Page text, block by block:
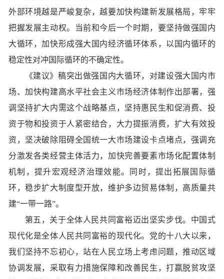
外部环境越是严峻复杂，越要加快构建新发展格局，牢牢
把握发展主动权。当前和今后一个时期，要坚持做强国内
大循环，加快形成强大国内经济循环体系，以国内循环的
稳定性对冲国际循环的不确定性。
《建议》稿突出做强国内大循环，对建设强大国内市
场、加快构建高水平社会主义市场经济体制作出部署，强
调坚持扩大内需这个战略基点，坚持惠民生和促消费、投
资于物和投资于人紧密结合，大力提振消费，扩大有效投
资，坚决破除阻碍全国统一大市场建设卡点堵点，强调充
分激发各类经营主体活力，加快完善要素市场化配置体制
机制，提升宏观经济治理效能。同时，提出拓展国际循
环，稳步扩大制度型开放，维护多边贸易体制，高质量共
建“一带一路”。
第五，关于全体人民共同富裕迈出坚实步伐。中国式
现代化是全体人民共同富裕的现代化。党的十八大以来，
我们坚持不忘初心，站在人民立场上考虑问题，推动区域
协调发展，采取有力措施保障和改善民生，打赢脱贫攻坚